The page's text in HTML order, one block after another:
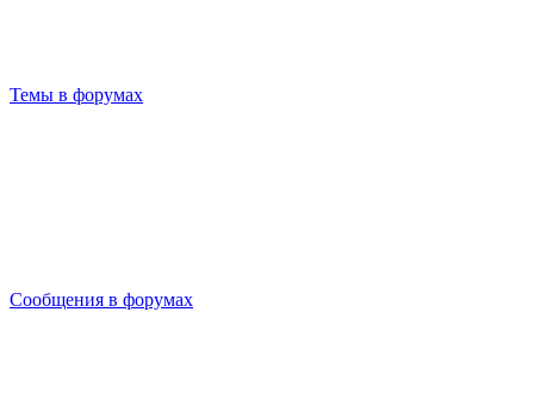
Темы в форумах
Сообщения в форумах